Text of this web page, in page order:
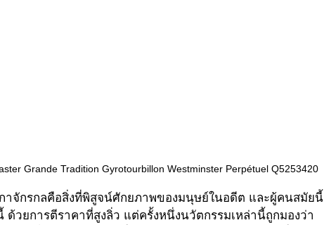
Grande Tradition Gyrotourbillon Westminster Perpétuel Q5253420
จักรกลคือสิ่งที่พิสูจน์ศักยภาพของมนุษย์ในอดีต และผู้คนสมัยนี้
ด้วยการตีราคาที่สูงลิ่ว แต่ครั้งหนึ่งนวัตกรรมเหล่านี้ถูกมองว่า